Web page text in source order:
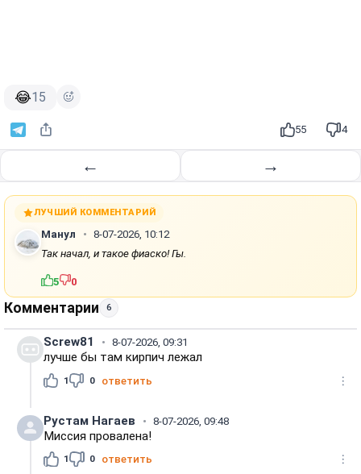
😂15
55 4
← →
ЛУЧШИЙ КОММЕНТАРИЙ
Манул
8-07-2026, 10:12
Так начал, и такое фиаско! Гы.
5 0
Комментарии 6
Screw81 8-07-2026, 09:31
лучше бы там кирпич лежал
1 0 ответить
Рустам Нагаев 8-07-2026, 09:48
Миссия провалена!
1 0 ответить